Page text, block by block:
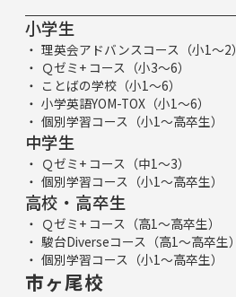
小学生
理英会アドバンスコース（小1～2）
Ｑゼミ+ コース（小3～6）
ことばの学校（小1～6）
小学英語YOM-TOX（小1～6）
個別学習コース（小1～高卒生）
中学生
Ｑゼミ+ コース（中1～3）
個別学習コース（小1～高卒生）
高校・高卒生
Ｑゼミ+ コース（高1～高卒生）
駿台Diverseコース（高1～高卒生）
個別学習コース（小1～高卒生）
市ヶ尾校